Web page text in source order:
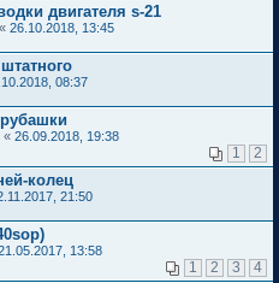
двигателя s-21
« 26.10.2018, 13:45
08:37
« 26.09.2018, 19:38
1 2
колец
21:50
13:58
1 2 3 4